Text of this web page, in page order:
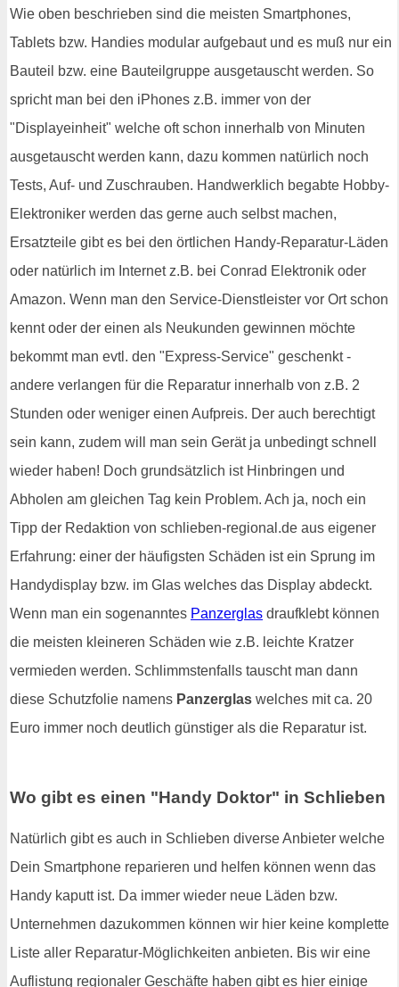
Wie oben beschrieben sind die meisten Smartphones,
Tablets bzw. Handies modular aufgebaut und es muß nur ein
Bauteil bzw. eine Bauteilgruppe ausgetauscht werden. So
spricht man bei den iPhones z.B. immer von der
"Displayeinheit" welche oft schon innerhalb von Minuten
ausgetauscht werden kann, dazu kommen natürlich noch
Tests, Auf- und Zuschrauben. Handwerklich begabte Hobby-
Elektroniker werden das gerne auch selbst machen,
Ersatzteile gibt es bei den örtlichen Handy-Reparatur-Läden
oder natürlich im Internet z.B. bei Conrad Elektronik oder
Amazon. Wenn man den Service-Dienstleister vor Ort schon
kennt oder der einen als Neukunden gewinnen möchte
bekommt man evtl. den "Express-Service" geschenkt -
andere verlangen für die Reparatur innerhalb von z.B. 2
Stunden oder weniger einen Aufpreis. Der auch berechtigt
sein kann, zudem will man sein Gerät ja unbedingt schnell
wieder haben! Doch grundsätzlich ist Hinbringen und
Abholen am gleichen Tag kein Problem. Ach ja, noch ein
Tipp der Redaktion von schlieben-regional.de aus eigener
Erfahrung: einer der häufigsten Schäden ist ein Sprung im
Handydisplay bzw. im Glas welches das Display abdeckt.
Wenn man ein sogenanntes Panzerglas draufklebt können
die meisten kleineren Schäden wie z.B. leichte Kratzer
vermieden werden. Schlimmstenfalls tauscht man dann
diese Schutzfolie namens Panzerglas welches mit ca. 20
Euro immer noch deutlich günstiger als die Reparatur ist.
Wo gibt es einen "Handy Doktor" in Schlieben
Natürlich gibt es auch in Schlieben diverse Anbieter welche
Dein Smartphone reparieren und helfen können wenn das
Handy kaputt ist. Da immer wieder neue Läden bzw.
Unternehmen dazukommen können wir hier keine komplette
Liste aller Reparatur-Möglichkeiten anbieten. Bis wir eine
Auflistung regionaler Geschäfte haben gibt es hier einige